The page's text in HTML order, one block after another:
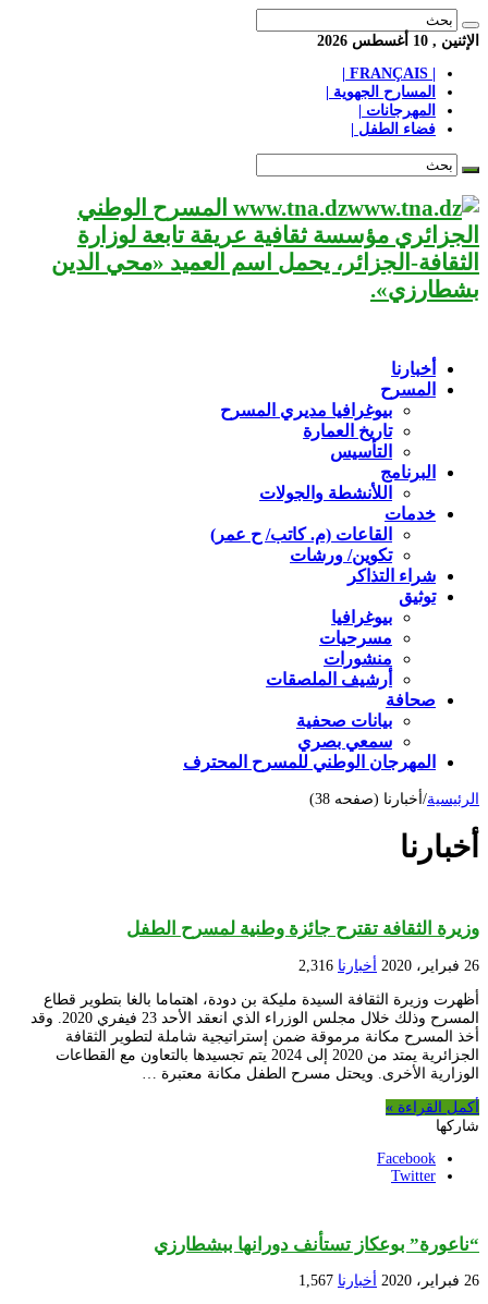
الإثنين , 10 أغسطس 2026
المسارح الجهوية |
المهرجانات |
فضاء الطفل |
www.tna.dz المسرح الوطني
الجزائري مؤسسة ثقافية عريقة تابعة لوزارة
الثقافة-الجزائر، يحمل اسم العميد «محي الدين
بشطارزي».
أخبارنا
المسرح
بيوغرافيا مديري المسرح
تاريخ العمارة
التأسيس
البرنامج
اللأنشطة والجولات
خدمات
القاعات (م. كاتب/ ح عمر)
تكوين/ ورشات
شراء التذاكر
توثيق
بيوغرافيا
مسرحيات
منشورات
أرشيف الملصقات
صحافة
بيانات صحفية
سمعي بصري
المهرجان الوطني للمسرح المحترف
الرئيسية/ أخبارنا (صفحه 38)
أخبارنا
وزيرة الثقافة تقترح جائزة وطنية لمسرح الطفل
26 فبراير، 2020 أخبارنا 2,316
أظهرت وزيرة الثقافة السيدة مليكة بن دودة، اهتماما بالغا بتطوير قطاع
المسرح وذلك خلال مجلس الوزراء الذي انعقد الأحد 23 فيفري 2020. وقد
أخذ المسرح مكانة مرموقة ضمن إستراتيجية شاملة لتطوير الثقافة
الجزائرية يمتد من 2020 إلى 2024 يتم تجسيدها بالتعاون مع القطاعات
الوزارية الأخرى. ويحتل مسرح الطفل مكانة معتبرة …
أكمل القراءة »
شاركها
Facebook
Twitter
“ناعورة” بوعكاز تستأنف دورانها ببشطارزي
26 فبراير، 2020 أخبارنا 1,567